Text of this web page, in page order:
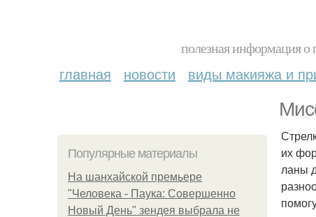
полезная информация о
главная новости виды макияжа и
Популярные материалы
На шанхайской премьере
"Человека - Паука: Совершенно
Новый День" зендея выбрала не
их
ланы